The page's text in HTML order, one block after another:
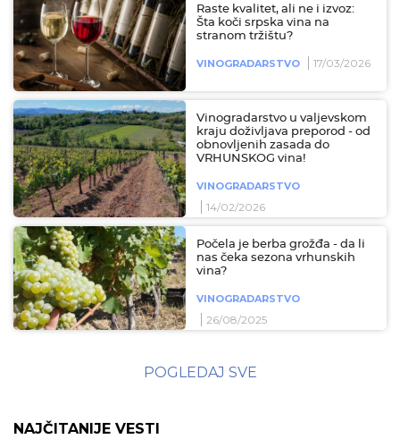
Raste kvalitet, ali ne i izvoz:
Šta koči srpska vina na
stranom tržištu?
VINOGRADARSTVO 17/03/2026
Vinogradarstvo u valjevskom
kraju doživljava preporod - od
obnovljenih zasada do
VRHUNSKOG vina!
VINOGRADARSTVO
14/02/2026
Počela je berba grožđa - da li
nas čeka sezona vrhunskih
vina?
VINOGRADARSTVO
26/08/2025
POGLEDAJ SVE
NAJČITANIJE VESTI